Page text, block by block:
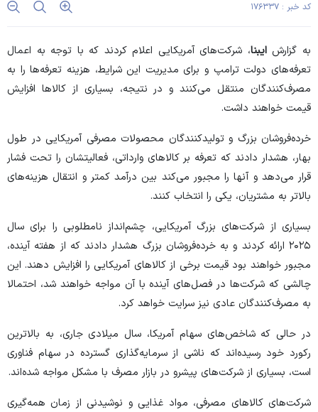
کد خبر : ۱۷۶۳۳۷
به گزارشایبنا، شرکت‌های آمریکایی اعلام کردند که با توجه به اعمال
تعرفه‌های دولت ترامپ و برای مدیریت این شرایط، هزینه تعرفه‌ها را به
مصرف‌کنندگان منتقل می‌کنند و در نتیجه، بسیاری از کالا‌ها افزایش
قیمت خواهند داشت.
خرده‌فروشان بزرگ و تولیدکنندگان محصولات مصرفی آمریکایی در طول
بهار، هشدار دادند که تعرفه بر کالا‌های وارداتی، فعالیتشان را تحت فشار
قرار می‌دهد و آنها را مجبور می‌کند بین درآمد کمتر و انتقال هزینه‌های
بالاتر به مشتریان، یکی را انتخاب کنند.
بسیاری از شرکت‌های بزرگ آمریکایی، چشم‌انداز نامطلوبی را برای سال
۲۰۲۵ ارائه کردند و به خرده‌فروشان بزرگ هشدار دادند که از هفته آینده،
مجبور خواهند بود قیمت برخی از کالا‌های آمریکایی را افزایش دهند. این
چالشی که شرکت‌ها در فصل‌های آینده با آن مواجه خواهند شد، احتمالا
به مصرف‌کنندگان عادی نیز سرایت خواهد کرد.
در حالی که شاخص‌های سهام آمریکا، سال میلادی جاری، به بالاترین
رکورد خود رسیده‌اند که ناشی از سرمایه‌گذاری گسترده در سهام فناوری
است، بسیاری از شرکت‌های پیشرو در بازار مصرف با مشکل مواجه شده‌اند.
شرکت‌های کالا‌های مصرفی، مواد غذایی و نوشیدنی از زمان همه‌گیری